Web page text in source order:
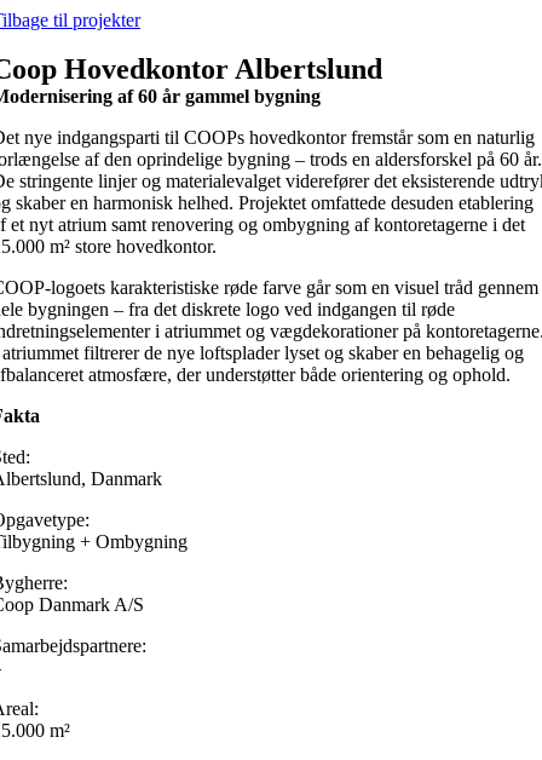
Skip
content
til projekter
Hovedkontor Albertslund
af 60 år gammel bygning
nye indgangsparti til COOPs hovedkontor fremstår som en naturlig
af den oprindelige bygning – trods en aldersforskel på 60 år.
stringente linjer og materialevalget viderefører det eksisterende
skaber en harmonisk helhed. Projektet omfattede desuden etablering
et nyt atrium samt renovering og ombygning af kontoretagerne i det
m² store hovedkontor.
logoets karakteristiske røde farve går som en visuel tråd gennem
bygningen – fra det diskrete logo ved indgangen til røde
i atriummet og vægdekorationer på
filtrerer de nye loftsplader lyset og skaber en behagelig og
atmosfære, der understøtter både orientering og ophold.
Danmark
+ Ombygning
Danmark A/S
m²